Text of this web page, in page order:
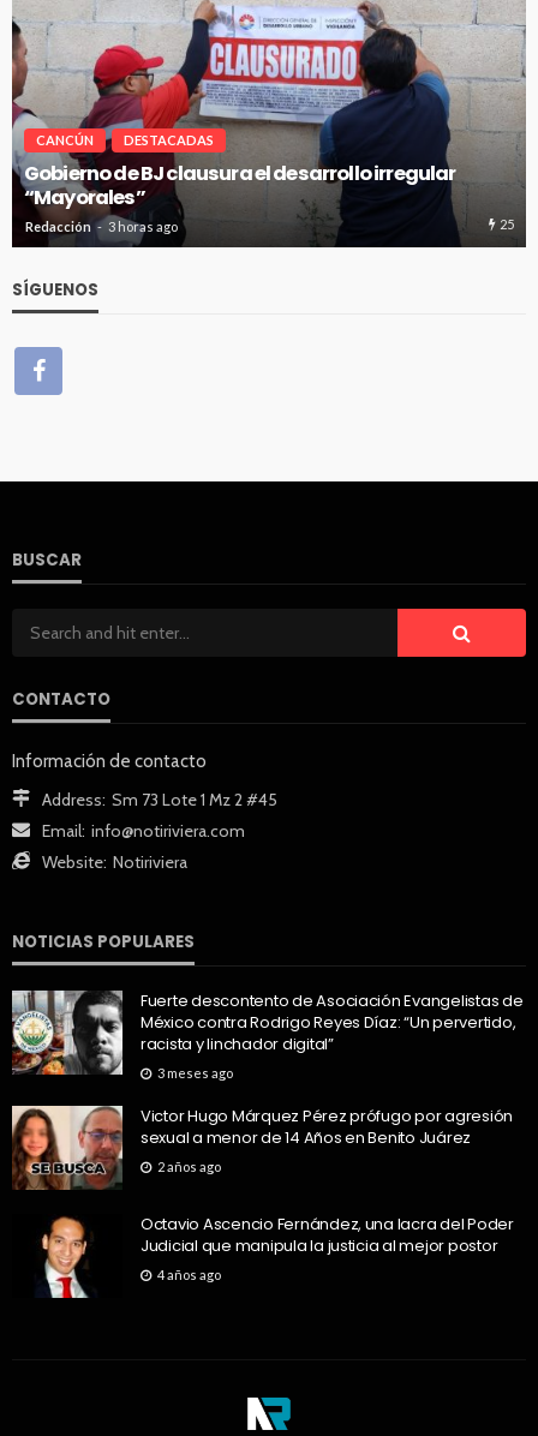
25
CANCÚN DESTACADAS
Pablo Bustamante acompaña a familias afuera
Hospital General de Cancún
Redacción 3 horas ago
SÍGUENOS
BUSCAR
CONTACTO
Información de contacto
Address: Sm 73 Lote 1 Mz 2 #45
Email: info@notiriviera.com
Website: Notiriviera
NOTICIAS POPULARES
Fuerte descontento de Asociación Evangelistas de
México contra Rodrigo Reyes Díaz: “Un pervertido,
racista y linchador digital”
3 meses ago
Victor Hugo Márquez Pérez prófugo por agresión
sexual a menor de 14 Años en Benito Juárez
2 años ago
Octavio Ascencio Fernández, una lacra del Poder
Judicial que manipula la justicia al mejor postor
4 años ago